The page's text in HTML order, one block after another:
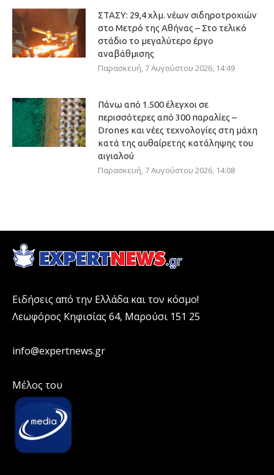
ΣΤΑΣΥ: 29,4 χλμ. νέων σιδηροτροχιών
στο Μετρό της Αθήνας – Στο τελικό
στάδιο το μεγαλύτερο έργο
αναβάθμισης
Παρασκευή, 7 Αυγούστου 2026, 14:49
Πάνω από 1.500 έλεγχοι σε
περισσότερες από 300 παραλίες –
Drones και νέες τεχνολογίες στη μάχη
κατά της αυθαίρετης κατάληψης του
αιγιαλού
Παρασκευή, 7 Αυγούστου 2026, 14:08
Ειδήσεις από την Ελλάδα και τον κόσμο!
Λεωφόρος Κηφισίας 64, Μαρούσι 151 25
info@expertnews.gr
Μέλος του